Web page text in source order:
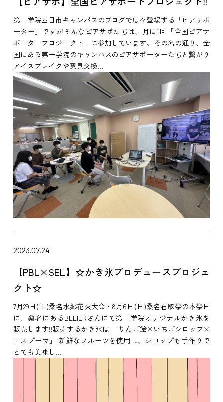
第一学院四日市キャンパスのブログで度々登場する「ピアサポ
ーター」ですがそんなピアサポたちは、月に1回「全国ピアサ
ポータープロジェクト」に参加しています。その名の通り、全
国にある第一学院のキャンパスのピアサポーターたちと繋がり
アイスブレイクや意見交換...
2023.07.24
【PBL×SEL】☆かき氷プロデュースプロジェ
クト☆
7月29日(土)桑名水郷花火大会・8月6日(日)桑名石取祭の本祭日
に、桑名にあるBELIERさんにて第一学院オリジナルかき氷を
販売します‼販売するかき氷は 「りんご飴×いちごシロップ×
エスプーマ」 新鮮なフルーツを使用し、シロップも手作りで
とても美味し...